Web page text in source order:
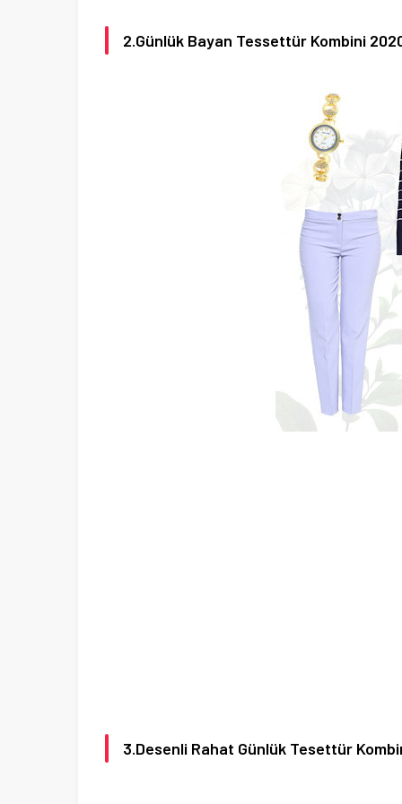
2.Günlük Bayan Tessettür Kombini
3.Desenli Rahat Günlük Tesettür